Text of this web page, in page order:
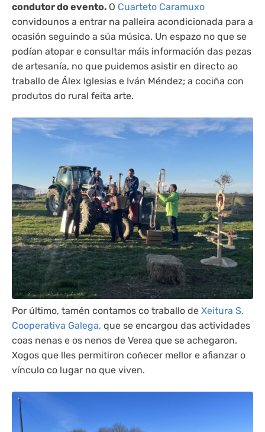
condutor do evento. O Cuarteto Caramuxo
convidounos a entrar na palleira acondicionada para a
ocasión seguindo a súa música. Un espazo no que se
podían atopar e consultar máis información das pezas
de artesanía, no que puidemos asistir en directo ao
traballo de Álex Iglesias e Iván Méndez; a cociña con
produtos do rural feita arte.
Por último, tamén contamos co traballo de Xeitura S.
Cooperativa Galega, que se encargou das actividades
coas nenas e os nenos de Verea que se achegaron.
Xogos que lles permitiron coñecer mellor e afianzar o
vínculo co lugar no que viven.